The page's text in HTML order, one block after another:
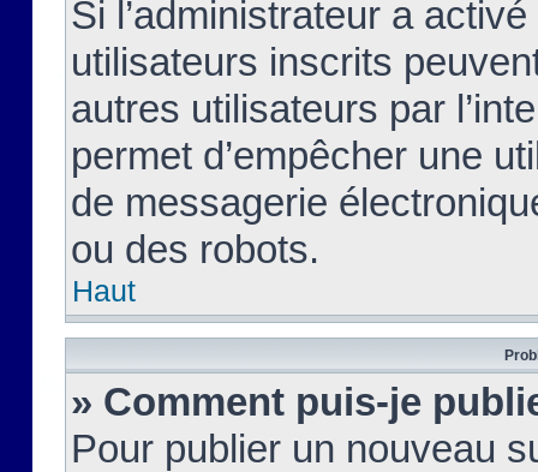
Si l’administrateur a
utilisateurs inscrits
autres utilisateurs par
permet d’empêcher une
de messagerie
ou des robots.
Haut
» Comment puis-je
Pour publier un nouveau